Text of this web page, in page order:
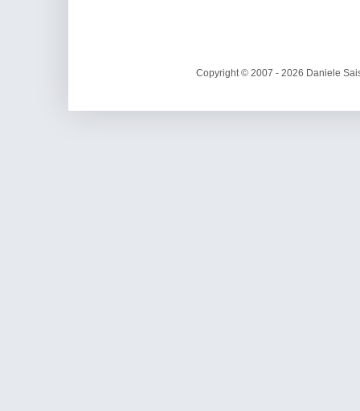
Copyright © 2007 - 2026 Daniele